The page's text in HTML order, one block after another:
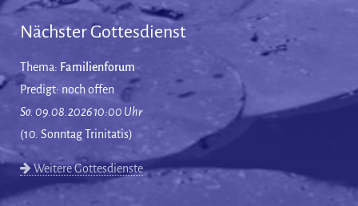
Nächster Gottesdienst
Thema: Familienforum
Predigt: noch offen
So. 09.08.2026 10:00 Uhr
(10. Sonntag Trinitatis)
Weitere Gottesdienste